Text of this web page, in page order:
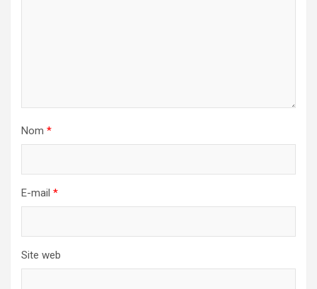
Nom *
E-mail *
Site web